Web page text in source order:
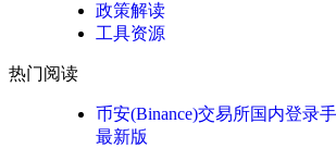
政策解读
工具资源
热门阅读
币安(Binance)交易所国内登录
最新版